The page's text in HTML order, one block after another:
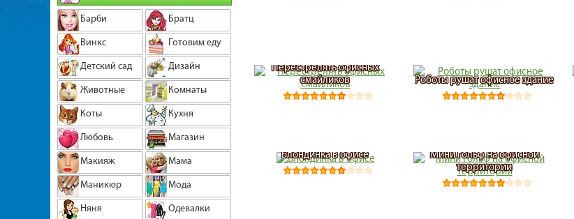
Барби
Братц
Винкс
Готовим еду
Детский сад
Дизайн
Животные
Комнаты
Коты
Кухня
Любовь
Магазин
Макияж
Мама
Маникюр
Мода
Няня
Одевалки
Перестрелять офисных
смайликов
Роботы рушат офисное здание
Блондинка в офисе
Мини гольф на офисной
территории